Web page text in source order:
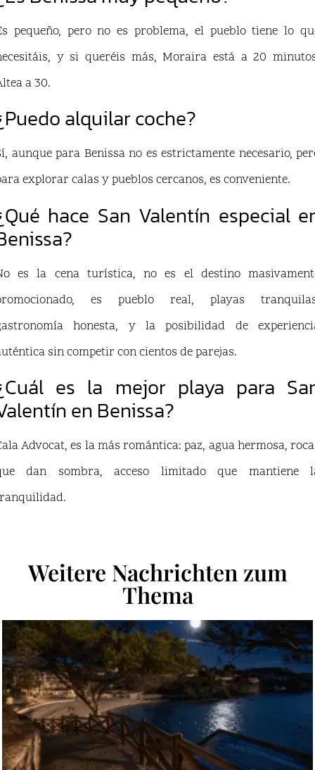
pequeño, pero no es problema, el pueblo tiene lo
y si queréis más, Moraira está a 20
a 30.
alquilar coche?
aunque para Benissa no es estrictamente necesario,
explorar calas y pueblos cercanos, es conveniente.
hace San Valentín especial
es la cena turística, no es el destino
es pueblo real, playas
honesta, y la posibilidad de
sin competir con cientos de parejas.
es la mejor playa para
en Benissa?
Advocat, es la más romántica: paz, agua hermosa,
dan sombra, acceso limitado que mantiene
Weitere Nachrichten zum
Thema